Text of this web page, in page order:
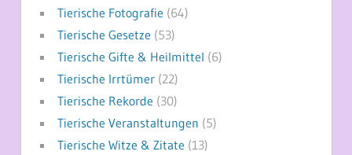
Tierische Fotografie (64)
Tierische Gesetze (53)
Tierische Gifte & Heilmittel (6)
Tierische Irrtümer(22)
Tierische Rekorde (30)
Tierische Veranstaltungen (5)
Tierische Witze & Zitate (13)